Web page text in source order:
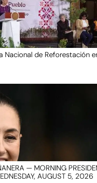
Nacional de Reforestación
— MORNING
AUGUST 5, 2026